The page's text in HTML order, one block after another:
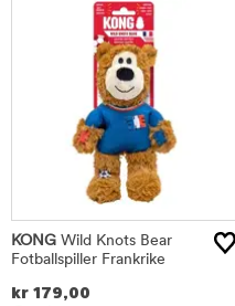
KONG Wild Knots Bear
Fotballspiller Frankrike
kr 179,00